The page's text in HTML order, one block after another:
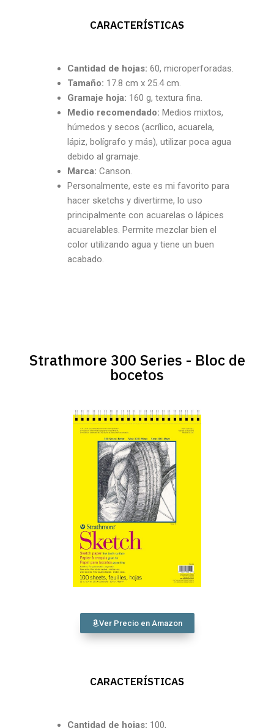
CARACTERÍSTICAS
Cantidad de hojas: 60, microperforadas.
Tamaño: 17.8 cm x 25.4 cm.
Gramaje hoja: 160 g, textura fina.
Medio recomendado: Medios mixtos,
húmedos y secos (acrílico, acuarela,
lápiz, bolígrafo y más), utilizar poca agua
debido al gramaje.
Marca: Canson.
Personalmente, este es mi favorito para
hacer sketchs y divertirme, lo uso
principalmente con acuarelas o lápices
acuarelables. Permite mezclar bien el
color utilizando agua y tiene un buen
acabado.
Strathmore 300 Series - Bloc de
bocetos
Ver Precio en Amazon
CARACTERÍSTICAS
Cantidad de hojas: 100,